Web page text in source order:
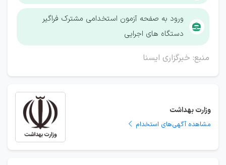
ورود به صفحه آزمون استخدامی مشترک فراگیر
دستگاه های اجرایی
منبع: خبرگزاری ایسنا
وزارت بهداشت
مشاهده آگهی‌های استخدام